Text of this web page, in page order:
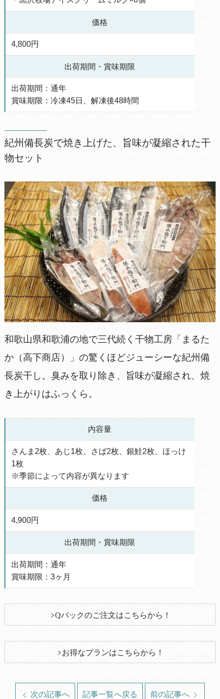
価格
4,800円
出荷期間・賞味期限
出荷期間：通年
賞味期限：冷凍45日、解凍後48時間
紀州備長炭で焼き上げた、旨味が凝縮された干
物セット
和歌山県和歌浦の地で三代続く干物工房「まるた
か（高下商店）」の驚くほどジューシーな紀州備
長炭干し。臭みを取り除き、旨味が凝縮され、焼
き上がりはふっくら。
内容量
さんま2枚、あじ1枚、さば2枚、銀鮭2枚、ほっけ
1枚
※季節によって内容が異なります
価格
4,900円
出荷期間・賞味期限
出荷期間：通年
賞味期限：3ヶ月
Qパックのご注文はこちらから！
お得なプランはこちらから！
次の記事へ 記事一覧へ戻る 前の記事へ